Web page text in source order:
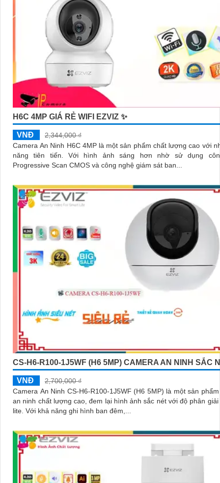
H6C 4MP GIÁ RẺ WIFI EZVIZ ✨
VNĐ
2,344,000 ₫
Camera An Ninh H6C 4MP là một sản phẩm chất lượng cao với
năng tiên tiến. Với hình ảnh sáng hơn nhờ sử dụng công nghệ
Progressive Scan CMOS và công nghệ giám sát ban...
CS-H6-R100-1J5WF (H6 5MP) CAMERA AN NINH SẮC
VNĐ
2,700,000 ₫
Camera An Ninh CS-H6-R100-1J5WF (H6 5MP) là một sản
an ninh chất lượng cao, đem lại hình ảnh sắc nét với độ phân giải
lite. Với khả năng ghi hình ban đêm,...